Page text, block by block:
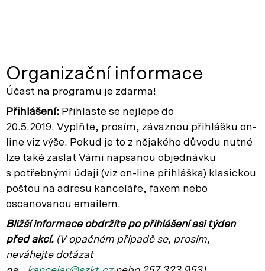
Organizační informace
Účast na programu je zdarma!
Přihlášení: Přihlaste se nejlépe do
20.5.2019. Vyplňte, prosím, závaznou přihlášku on-
line viz výše. Pokud je to z nějakého důvodu nutné
lze také zaslat Vámi napsanou objednávku
s potřebnými údaji (viz on-line přihláška) klasickou
poštou na adresu kanceláře, faxem nebo
oscanovanou emailem.
Bližší informace obdržíte po přihlášení asi týden
před akcí. (V opačném případě se, prosím,
neváhejte dotázat